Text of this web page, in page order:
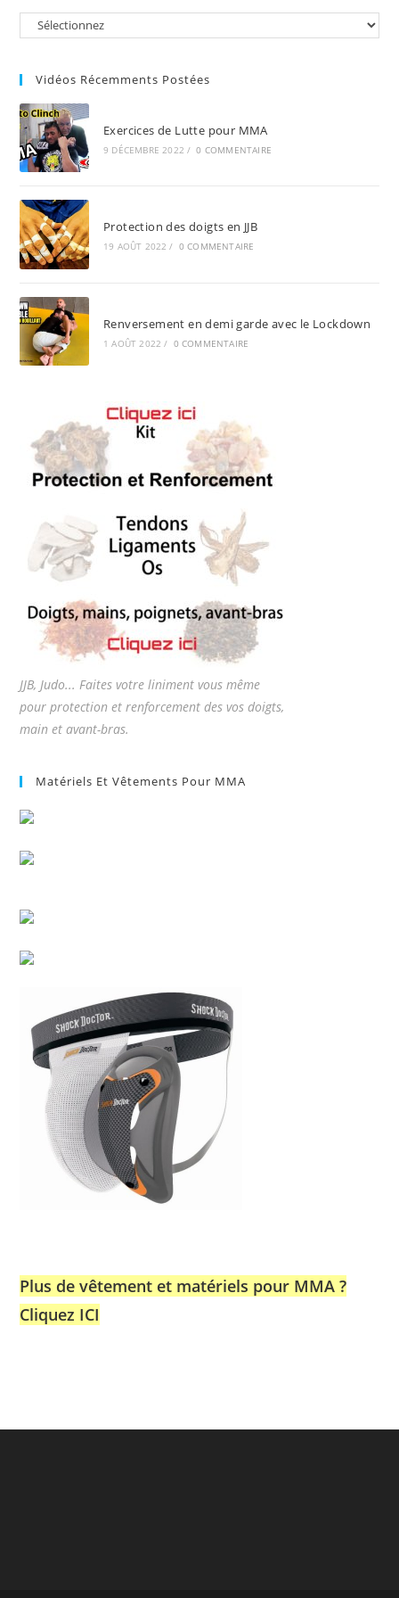
the
Vidéos Récemments Postées
Exercices de Lutte pour MMA
9 DÉCEMBRE 2022 / 0 COMMENTAIRE
Protection des doigts en JJB
19 AOÛT 2022 / 0 COMMENTAIRE
Renversement en demi garde avec le Lockdown
1 AOÛT 2022 / 0 COMMENTAIRE
JJB, Judo... Faites votre liniment vous même
pour protection et renforcement des vos doigts,
main et avant-bras.
Matériels Et Vêtements Pour MMA
Plus de vêtement et matériels pour MMA ?
Cliquez ICI